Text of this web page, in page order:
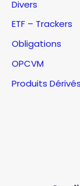
Divers
ETF – Trackers
Obligations
OPCVM
Produits Dérivés